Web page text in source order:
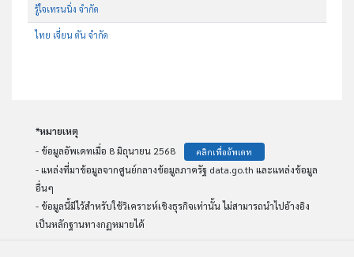
รู้ใจเทรนนิ่ง จำกัด
ไทย เจี่ยน ตัน จำกัด
*หมายเหตุ
- ข้อมูลอัพเดทเมื่อ 8 มิถุนายน 2568
คลิกเพื่ออัพเดท
- แหล่งที่มาข้อมูลจากศูนย์กลางข้อมูลภาครัฐ data.go.th และแหล่งข้อมูล
อื่นๆ
- ข้อมูลนี้มีไว้สำหรับใช้วิเคราะห์เชิงธุรกิจเท่านั้น ไม่สามารถนำไปอ้างอิง
เป็นหลักฐานทางกฏหมายได้